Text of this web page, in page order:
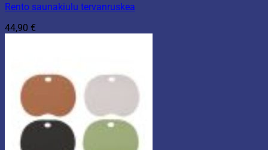
Rento saunakiulu tervanruskea
44,90 €